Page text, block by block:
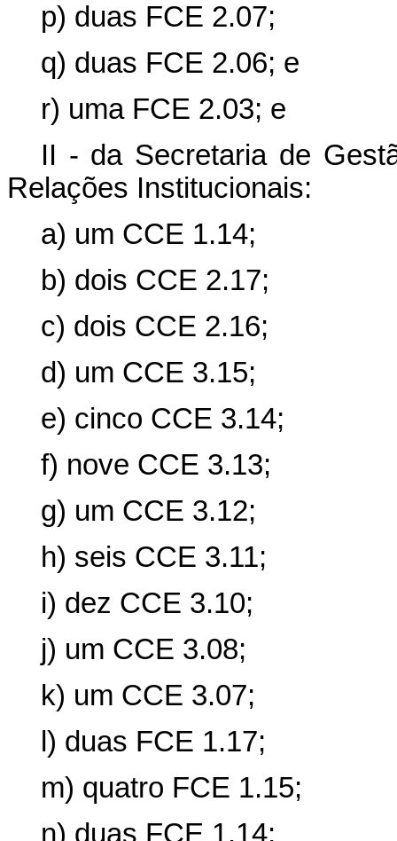
p) duas FCE 2.07;
q) duas FCE 2.06; e
r) uma FCE 2.03; e
II - da Secretaria de
Relações Institucionais:
a) um CCE 1.14;
b) dois CCE 2.17;
c) dois CCE 2.16;
d) um CCE 3.15;
e) cinco CCE 3.14;
f) nove CCE 3.13;
g) um CCE 3.12;
h) seis CCE 3.11;
i) dez CCE 3.10;
j) um CCE 3.08;
k) um CCE 3.07;
l) duas FCE 1.17;
m) quatro FCE 1.15;
n) duas FCE 1.14;